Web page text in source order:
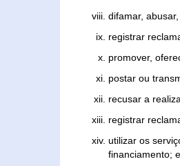
difamar,
registrar
promover,
postar ou
recusar a
registrar
utilizar os
financiamento; e